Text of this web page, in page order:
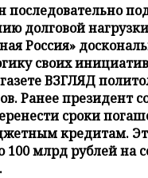
долговой
Россия»
своих
ВЗГЛЯД
Ранее президент
сроки
кредитам.
100 млрд рублей на